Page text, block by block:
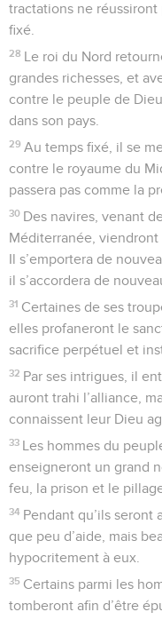
tractations ne réussiront
fixé.
28 Le roi du Nord
grandes richesses, et
contre le peuple de
dans son pays.
29 Au temps fixé, il se
contre le royaume du
passera pas comme la
30 Des navires, venant
Méditerranée, viendront
Il s’emportera de
il s’accordera de
31 Certaines de ses
elles profaneront le
sacrifice perpétuel et
32 Par ses intrigues, il
auront trahi l’alliance,
connaissent leur Dieu
33 Les hommes du
enseigneront un grand
feu, la prison et le
34 Pendant qu’ils seront
que peu d’aide, mais
hypocritement à eux.
35 Certains parmi les
tomberont afin d’être